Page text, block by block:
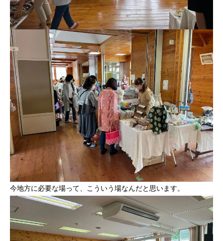
今地方に必要な場って、こういう場なんだと思います。